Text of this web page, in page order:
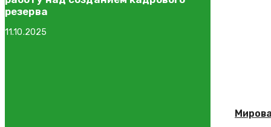
резерва
11.10.2025